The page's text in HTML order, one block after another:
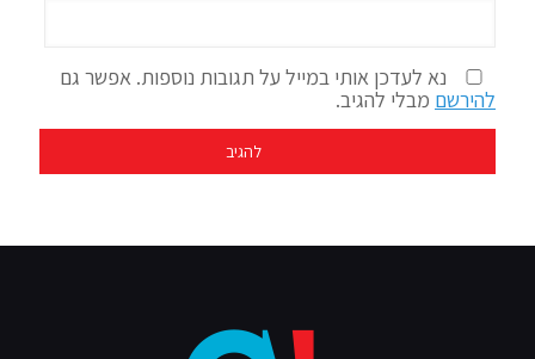
נא לעדכן אותי במייל על תגובות נוספות. אפשר גם
להירשם מבלי להגיב.